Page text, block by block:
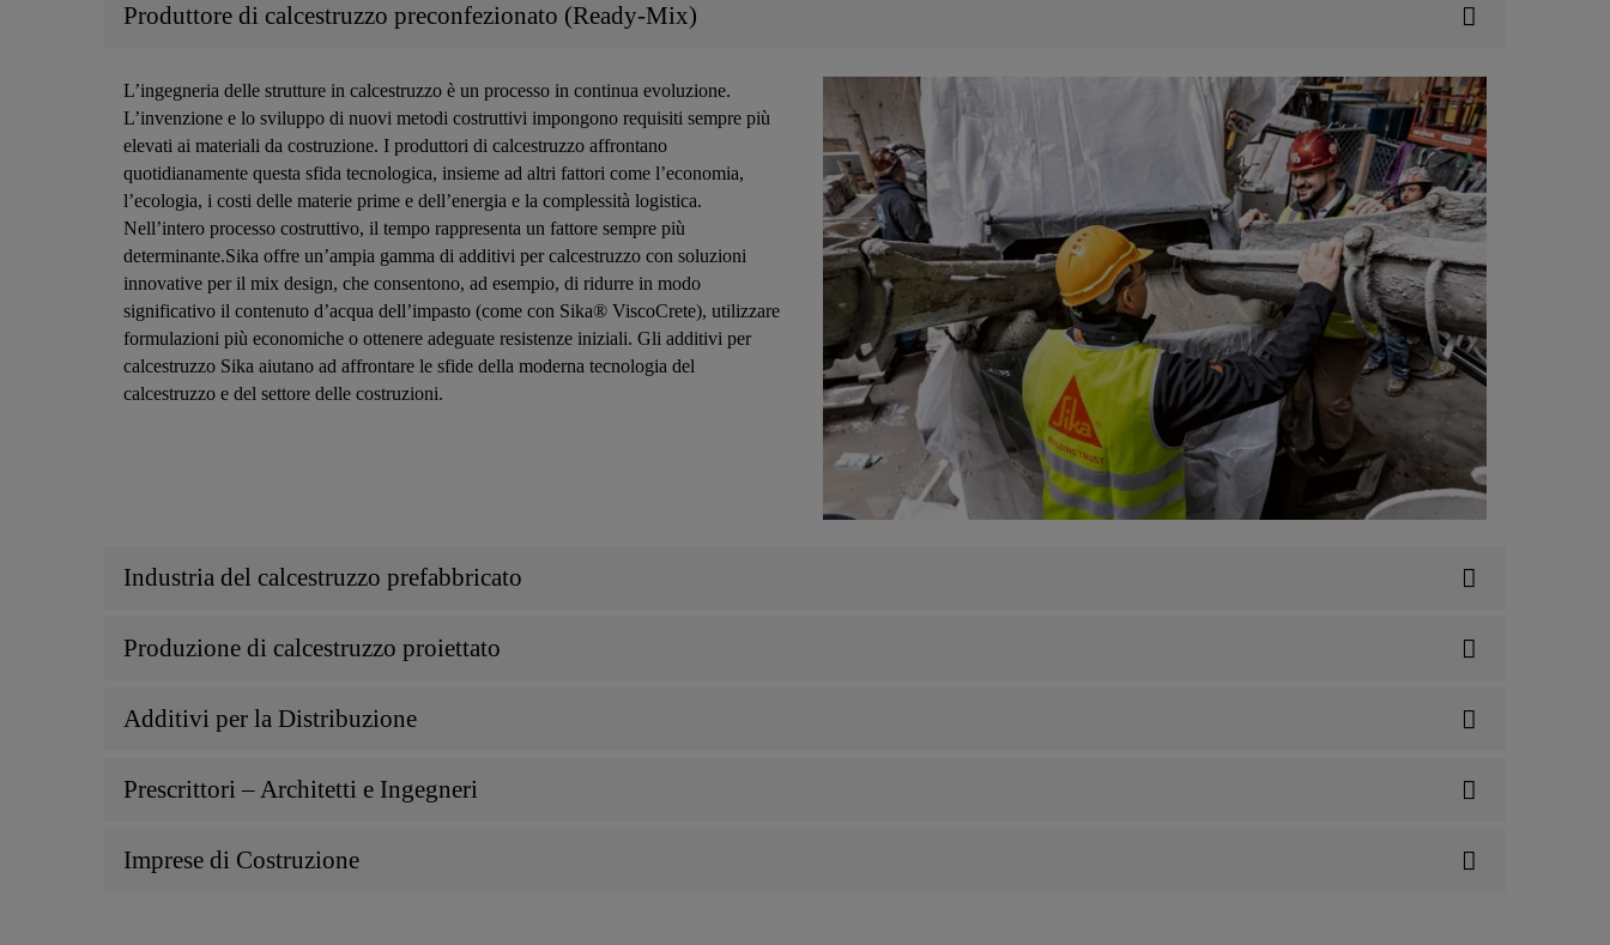
Produttore di calcestruzzo preconfezionato (Ready-Mix)
L’ingegneria delle strutture in calcestruzzo è un processo in continua evoluzione.
L’invenzione e lo sviluppo di nuovi metodi costruttivi impongono requisiti sempre più
elevati ai materiali da costruzione. I produttori di calcestruzzo affrontano
quotidianamente questa sfida tecnologica, insieme ad altri fattori come l’economia,
l’ecologia, i costi delle materie prime e dell’energia e la complessità logistica.
Nell’intero processo costruttivo, il tempo rappresenta un fattore sempre più
determinante.Sika offre un’ampia gamma di additivi per calcestruzzo con soluzioni
innovative per il mix design, che consentono, ad esempio, di ridurre in modo
significativo il contenuto d’acqua dell’impasto (come con Sika® ViscoCrete), utilizzare
formulazioni più economiche o ottenere adeguate resistenze iniziali. Gli additivi per
calcestruzzo Sika aiutano ad affrontare le sfide della moderna tecnologia del
calcestruzzo e del settore delle costruzioni.
Industria del calcestruzzo prefabbricato
Produzione di calcestruzzo proiettato
Additivi per la Distribuzione
Prescrittori – Architetti e Ingegneri
Imprese di Costruzione